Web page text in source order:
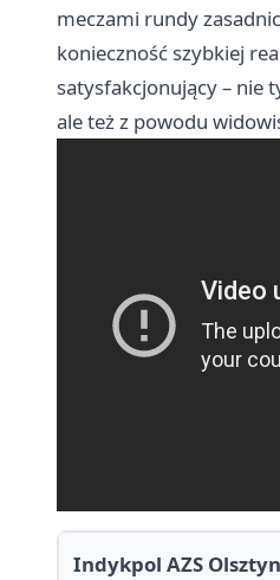
meczami rundy
konieczność szybkiej
satysfakcjonujący – nie
ale też z powodu
Indykpol AZS Olsztyn